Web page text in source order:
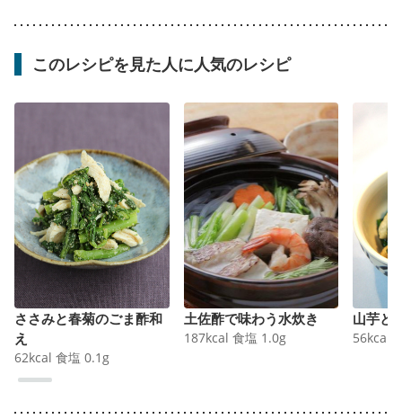
このレシピを見た人に人気のレシピ
ささみと春菊のごま酢和
え
62kcal 食塩 0.1 g
土佐酢で味わう水炊き
187kcal 食塩 1.0g
山芋と
56kcal